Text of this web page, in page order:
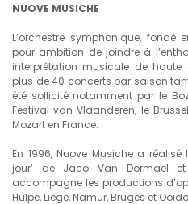
NUOVE MUSICHE
L’orchestre symphonique, fondé
pour ambition de joindre à
interprétation musicale de haute
plus de 40 concerts par saison
été sollicité notamment par le
Festival van Vlaanderen, le
Mozart en France.
En 1996, Nuove Musiche a
jour’ de Jaco Van Dormael et
accompagne les productions
Hulpe, Liège, Namur, Bruges et